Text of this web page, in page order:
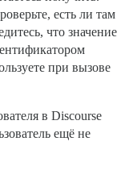
есть ли там
что значение
при вызове
в Discourse
ещё не